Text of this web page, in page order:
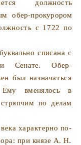
должность
обер-прокурором
с 1722 по
списана с
Сенате. Обер-
был назначаться
Ему вменялось в
по делам
века характерно по­
при князе А. Н.